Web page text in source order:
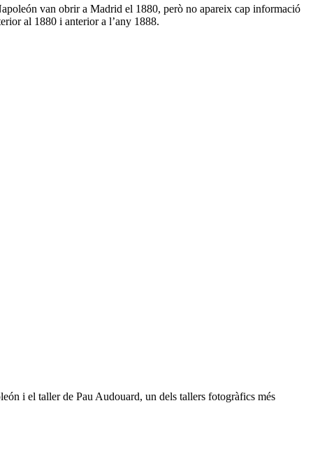
van obrir a Madrid el 1880, però no apareix cap informació
al 1880 i anterior a l’any 1888.
i el taller de Pau Audouard, un dels tallers fotogràfics més